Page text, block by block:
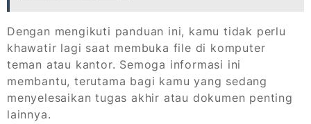
Dengan mengikuti panduan ini, kamu tidak perlu
khawatir lagi saat membuka file di komputer
teman atau kantor. Semoga informasi ini
membantu, terutama bagi kamu yang sedang
menyelesaikan tugas akhir atau dokumen penting
lainnya.